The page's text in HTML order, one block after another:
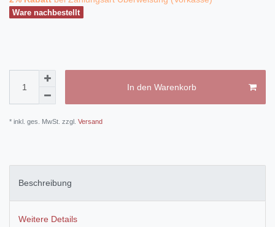
Ware nachbestellt
In den Warenkorb
* inkl. ges. MwSt. zzgl. Versand
Beschreibung
Weitere Details